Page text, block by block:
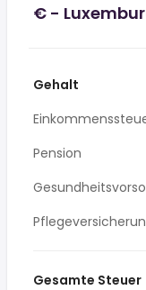
€ -
Gehalt
Pension
Gesamte Steuer